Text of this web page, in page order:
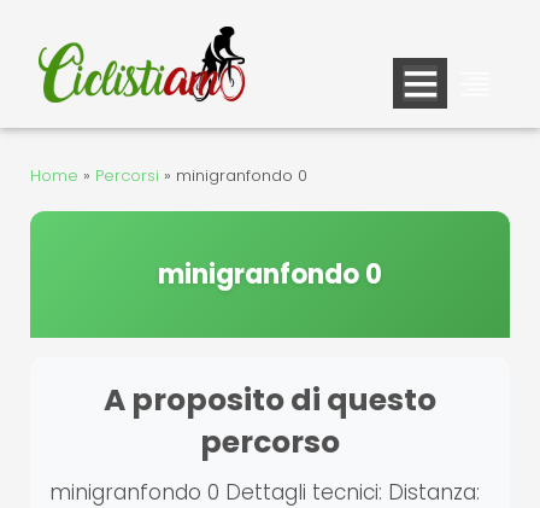
contenuto
Home » Percorsi » minigranfondo 0
minigranfondo 0
A proposito di questo
percorso
minigranfondo 0 Dettagli tecnici: Distanza: